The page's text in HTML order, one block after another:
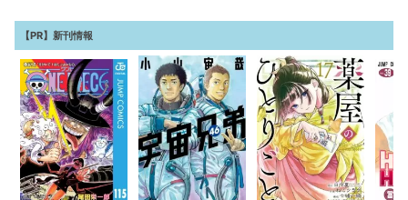
【PR】新刊情報